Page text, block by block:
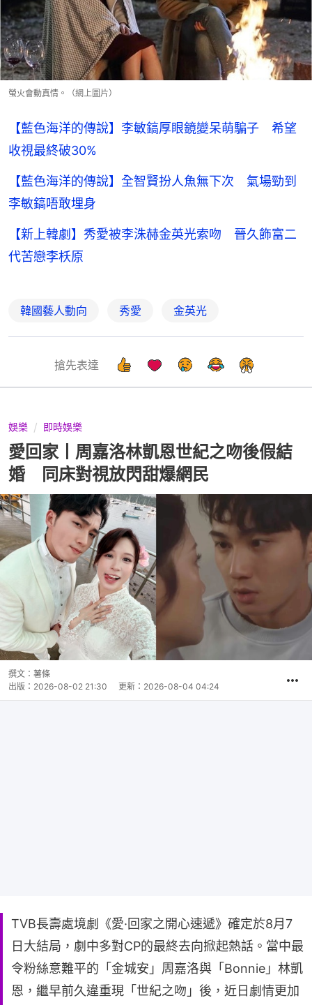
螢火會動真情。（網上圖片）
【藍色海洋的傳說】李敏鎬厚眼鏡變呆萌騙子 希望
收視最終破30%
【藍色海洋的傳說】全智賢扮人魚無下次 氣場勁到
李敏鎬唔敢埋身
【新上韓劇】秀愛被李洙赫金英光索吻 晉久飾富二
代苦戀李枖原
韓國藝人動向 秀愛 金英光
搶先表達
娛樂 即時娛樂
愛回家丨周嘉洛林凱恩世紀之吻後假結
婚 同床對視放閃甜爆網民
撰文： 薯條
出版： 2026-08-02 21:30 更新： 2026-08-04 04:24
TVB長壽處境劇《愛·回家之開心速遞》確定於8月7
日大結局，劇中多對CP的最終去向掀起熱話。當中最
令粉絲意難平的「金城安」周嘉洛與「Bonnie」林凱
恩，繼早前久違重現「世紀之吻」後，近日劇情更加